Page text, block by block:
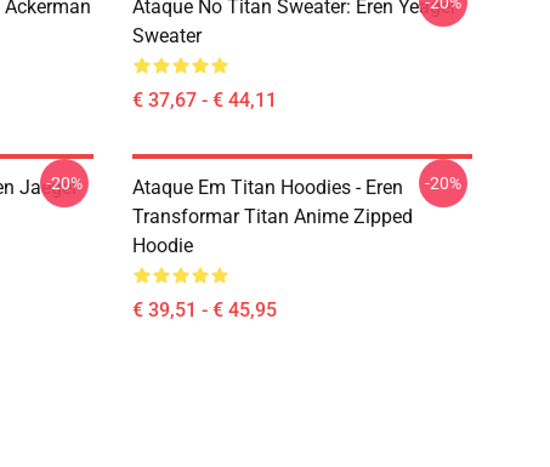
Ataque No Titan Sweater: Eren Yeager
Sweater
€ 37,67 - € 44,11
Jaeger
-20%
Ataque Em Titan Hoodies - Eren
Transformar Titan Anime Zipped
Hoodie
€ 39,51 - € 45,95
-20%